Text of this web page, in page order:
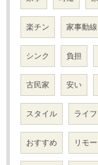
楽チン 家事動線
シンク 負担
古民家 安い
スタイル ライ
おすすめ リモ